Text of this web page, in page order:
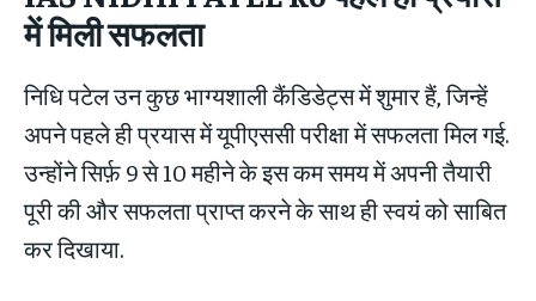
में मिली सफलता
निधि पटेल उन कुछ भाग्यशाली कैंडिडेट्स में शुमार हैं, जिन्हें
अपने पहले ही प्रयास में यूपीएससी परीक्षा में सफलता मिल गई.
उन्होंने सिर्फ़ 9 से 10 महीने के इस कम समय में अपनी तैयारी
पूरी की और सफलता प्राप्त करने के साथ ही स्वयं को साबित
कर दिखाया.